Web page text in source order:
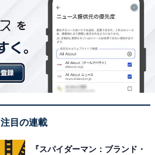
注目の連載
『スパイダーマン：ブランド・